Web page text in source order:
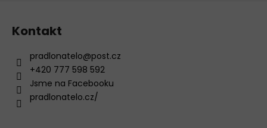
Kontakt
pradlonatelo@post.cz
+420 777 598 592
Jsme na Facebooku
pradlonatelo.cz/